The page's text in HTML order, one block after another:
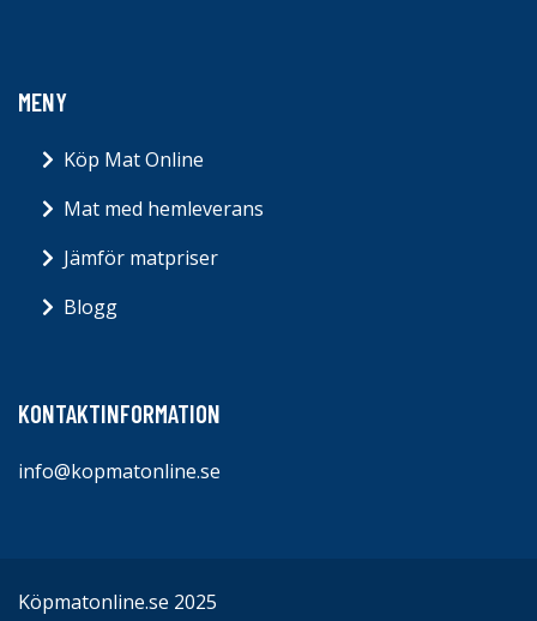
MENY
Köp Mat Online
Mat med hemleverans
Jämför matpriser
Blogg
KONTAKTINFORMATION
info@kopmatonline.se
Köpmatonline.se 2025